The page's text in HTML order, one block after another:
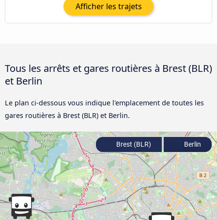
Afficher les trajets
Tous les arrêts et gares routières à Brest (BLR)
et Berlin
Le plan ci-dessous vous indique l'emplacement de toutes les
gares routières à Brest (BLR) et Berlin.
Brest (BLR) Berlin